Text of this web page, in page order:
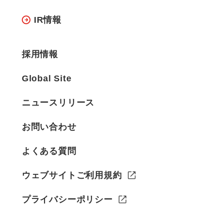
IR情報
採用情報
Global Site
ニュースリリース
お問い合わせ
よくある質問
ウェブサイトご利用規約
プライバシーポリシー